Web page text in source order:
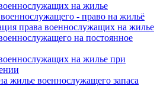
на жилье
- право на жильё
права военнослужащих на жилье
на постоянное
на жилье при
жилье военнослужащего запаса